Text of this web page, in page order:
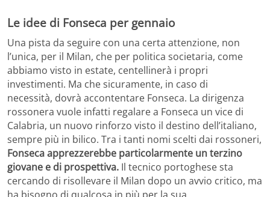
Le idee di Fonseca per gennaio
Una pista da seguire con una certa attenzione, non
l’unica, per il Milan, che per politica societaria, come
abbiamo visto in estate, centellinerà i propri
investimenti. Ma che sicuramente, in caso di
necessità, dovrà accontentare Fonseca. La dirigenza
rossonera vuole infatti regalare a Fonseca un vice di
Calabria, un nuovo rinforzo visto il destino dell’italiano,
sempre più in bilico. Tra i tanti nomi scelti dai rossoneri,
Fonseca apprezzerebbe particolarmente un terzino
giovane e di prospettiva. Il tecnico portoghese sta
cercando di risollevare il Milan dopo un avvio critico, ma